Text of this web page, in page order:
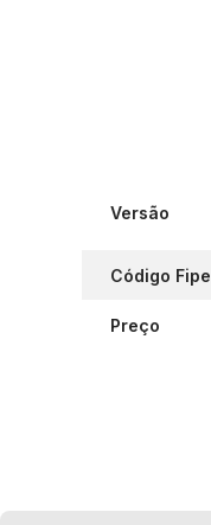
Versão
Código Fipe
Preço